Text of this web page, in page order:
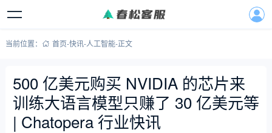
当前位置： 首页-快讯-人工智能-正文
500 亿美元购买 NVIDIA 的芯片来
训练大语言模型只赚了 30 亿美元等
| Chatopera 行业快讯